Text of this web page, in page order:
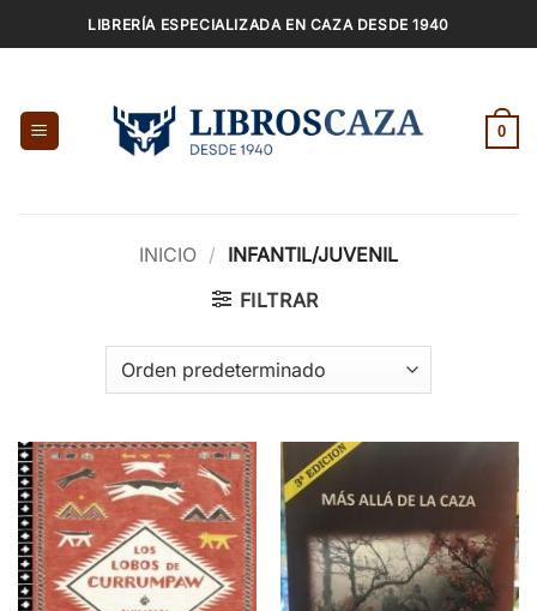
al
LIBRERÍA ESPECIALIZADA EN CAZA DESDE 1940
0
INICIO / INFANTIL/JUVENIL
FILTRAR